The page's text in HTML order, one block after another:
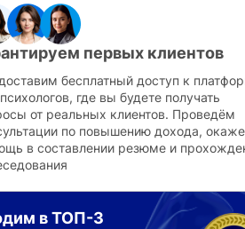
первых клиентов
бесплатный доступ к
где вы будете получать
от реальных клиентов. Проведём
по повышению дохода,
в составлении резюме и
в ТОП-3